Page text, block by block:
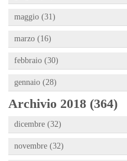
maggio (31)
marzo (16)
febbraio (30)
gennaio (28)
Archivio 2018 (364)
dicembre (32)
novembre (32)